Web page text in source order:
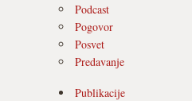
Podcast
Pogovor
Posvet
Predavanje
Publikacije